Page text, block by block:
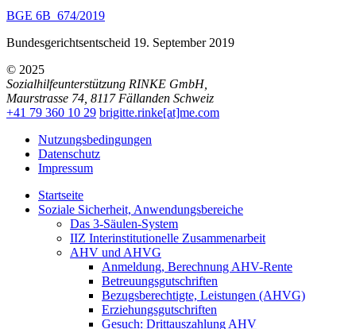
BGE 6B_674/2019
Bundesgerichtsentscheid 19. September 2019
© 2025
Sozialhilfeunterstützung RINKE GmbH,
Maurstrasse 74 8117 Fällanden Schweiz
+41 79 360 10 29 brigitte.rinke[at]me.com
Nutzungsbedingungen
Datenschutz
Impressum
Startseite
Soziale Sicherheit, Anwendungsbereiche
Das 3-Säulen-System
IIZ Interinstitutionelle Zusammenarbeit
AHV und AHVG
Anmeldung, Berechnung AHV-Rente
Betreuungsgutschriften
Bezugsberechtigte, Leistungen (AHVG)
Erziehungsgutschriften
Gesuch: Drittauszahlung AHV